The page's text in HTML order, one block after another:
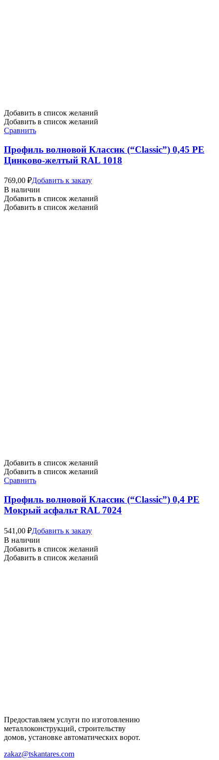
Добавить в список желаний
Добавить в список желаний
Сравнить
Профиль волновой Классик (“Classic”) 0,45 PE
Цинково-желтый RAL 1018
769,00 ₽Добавить к заказу
В наличии
Добавить в список желаний
Добавить в список желаний
Добавить в список желаний
Добавить в список желаний
Сравнить
Профиль волновой Классик (“Classic”) 0,4 PE
Мокрый асфальт RAL 7024
541,00 ₽Добавить к заказу
В наличии
Добавить в список желаний
Добавить в список желаний
Предоставляем услуги по изготовлению
металлоконструкций, строительству
домов, установке автоматических ворот.
zakaz@tskantares.com